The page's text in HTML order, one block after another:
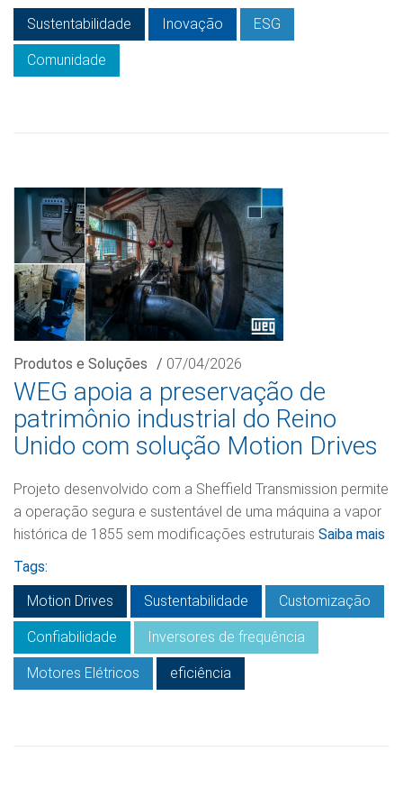
Sustentabilidade Inovação ESG
Comunidade
Produtos e Soluções / 07/04/2026
WEG apoia a preservação de
patrimônio industrial do Reino
Unido com solução Motion Drives
Projeto desenvolvido com a Sheffield Transmission permite
a operação segura e sustentável de uma máquina a vapor
histórica de 1855 sem modificações estruturais Saiba mais
Tags:
Motion Drives
Sustentabilidade Customização
Confiabilidade Inversores de frequência
Motores Elétricos eficiência